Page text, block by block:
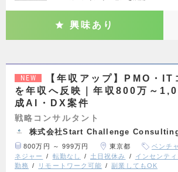
興味あり
NEW
【年収アップ】PMO・IT
を年収へ反映｜年収800万～
成AI・DX案件
戦略コンサルタント
株式会社Start Challenge
800万円 ～ 999万円 東京都 ベンチ
ネジャー
転勤なし 土日祝休み インセンテ
勤務
リモートワーク可能 副業してもOK